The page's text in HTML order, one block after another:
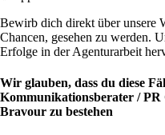
Bewirb dich direkt über unsere
Chancen, gesehen zu werden.
Erfolge in der Agenturarbeit
Wir glauben, dass du diese
Kommunikationsberater /
Bravour zu bestehen